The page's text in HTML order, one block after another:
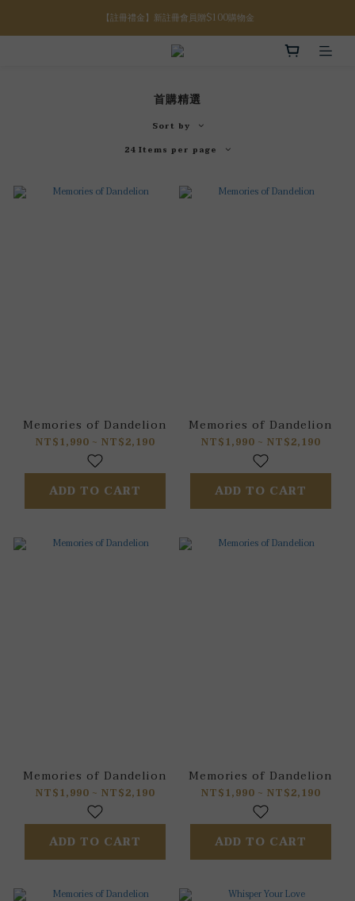
【八月限定】結帳滿$3000折$300
【註冊禮金】新註冊會員贈$100購物金
【滿額好禮】結帳滿$5000贈誕生石手鍊
首購精選
Sort by
24 Items per page
Memories of Dandelion
NT$1,990 ~ NT$2,190
ADD TO CART
Memories of Dandelion
NT$1,990 ~ NT$2,190
ADD TO CART
Memories of Dandelion
NT$1,990 ~ NT$2,190
ADD TO CART
Memories of Dandelion
NT$1,990 ~ NT$2,190
ADD TO CART